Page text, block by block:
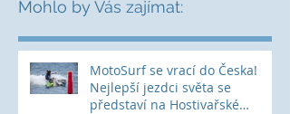
Mohlo by Vás zajímat:
MotoSurf se vrací do Česka!
Nejlepší jezdci světa se
představí na Hostivařské